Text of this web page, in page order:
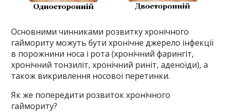
Основними чинниками розвитку хронічного
гаймориту можуть бути хронічне джерело інфекції
в порожнини носа і рота (хронічний фарингіт,
хронічний тонзиліт, хронічний риніт, аденоїди), а
також викривлення носової перетинки.
Як же попередити розвиток хронічного
гаймориту?